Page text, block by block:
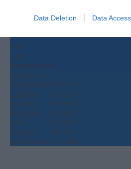
Data Deletion Data Access
C
+35°
+25°
Θεσσαλονίκη
Πέμπτη, 06
Παρασκευή+35°+27°
Σάββατο
+39°+27°
Κυριακή
+37°+27°
Δευτέρα
+34°+26°
Τρίτη
+35°+25°
Τετάρτη
+36°+24°
Πρόγνωση για 7 μέρες